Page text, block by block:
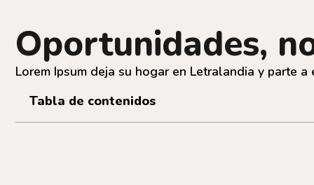
Oportunidades,
Lorem Ipsum deja su hogar en Letralandia y parte
Tabla de contenidos